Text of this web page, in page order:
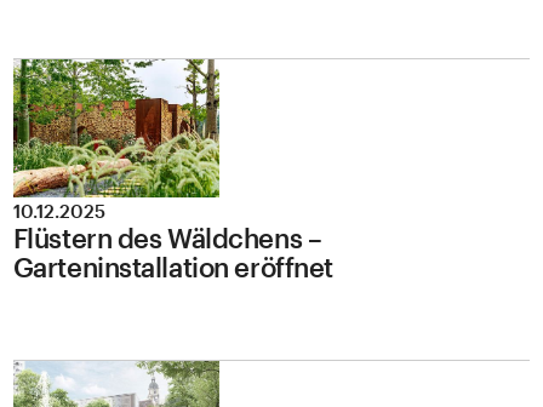
10.12.2025
Flüstern des Wäldchens –
Garteninstallation eröffnet